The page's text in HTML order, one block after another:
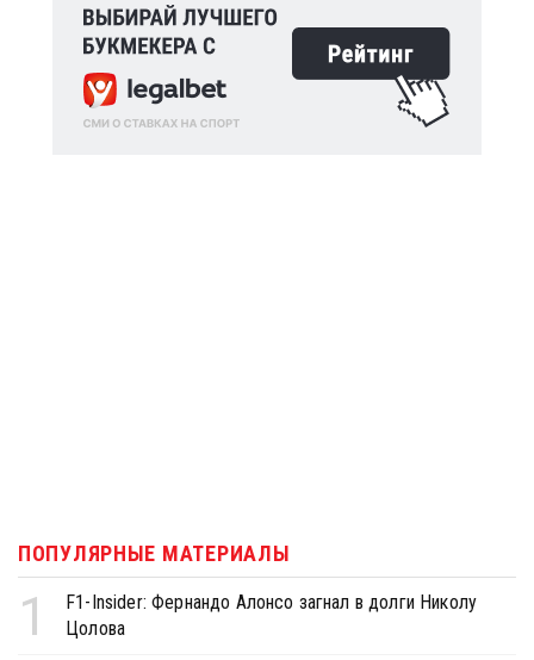
ПОПУЛЯРНЫЕ МАТЕРИАЛЫ
1
F1-Insider: Фернандо Алонсо загнал в долги Николу
Цолова